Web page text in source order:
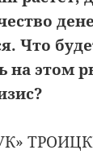
Что
на этом